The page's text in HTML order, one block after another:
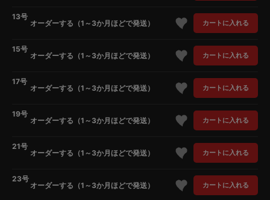
13号
オーダーする（1～3か月ほどで発送） カートに入れる
15号
オーダーする（1～3か月ほどで発送） カートに入れる
17号
オーダーする（1～3か月ほどで発送） カートに入れる
19号
オーダーする（1～3か月ほどで発送） カートに入れる
21号
オーダーする（1～3か月ほどで発送） カートに入れる
23号
オーダーする（1～3か月ほどで発送） カートに入れる